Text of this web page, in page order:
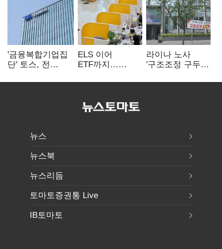
'금융복합기업집
단' 토스, 전
표준화
ELS 이어
ETF까지…
제동 걸린 은행
라이나 노사
'구조조정 구두
뉴스
뉴스북
뉴스리듬
토마토증권통 Live
IB토마토